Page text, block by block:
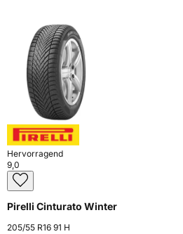
Hervorragend
9,0
Pirelli Cinturato Winter
205/55 R16 91 H